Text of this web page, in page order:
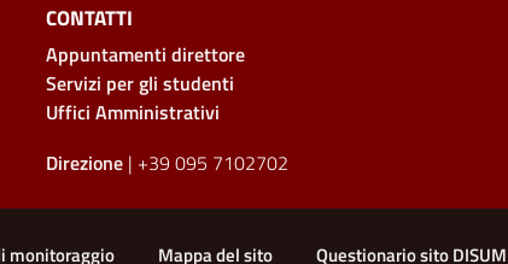
CONTATTI
Appuntamenti direttore
Servizi per gli studenti
Uffici Amministrativi
Direzione| +39 095 7102702
monitoraggio Mappa del sito Questionario sito DISUM